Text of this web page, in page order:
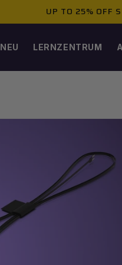
UP TO 25% OFF
NEU LERNZENTRUM